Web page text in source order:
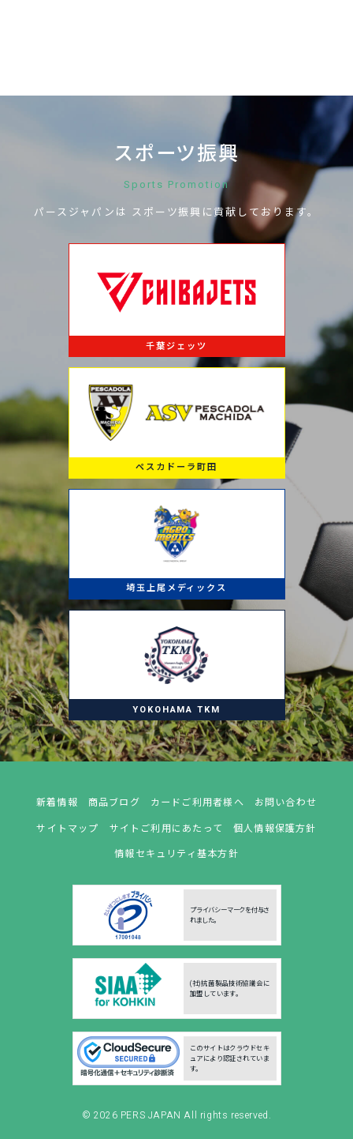
スポーツ振興
Sports Promotion
パースジャパンは スポーツ振興に貢献しております。
千葉ジェッツ
ペスカドーラ町田
埼玉上尾メディックス
YOKOHAMA TKM
新着情報 商品ブログ カードご利用者様へ
お問い合わせ
サイトマップ
サイトご利用にあたって
個人情報保護方針
情報セキュリティ基本方針
プライバシーマークを付与さ
れました。
(社)抗菌製品技術協議会に
加盟しています。
このサイトはクラウドセキ
ュアにより認証されていま
す。
© 2026 PERS JAPANAll rights reserved.